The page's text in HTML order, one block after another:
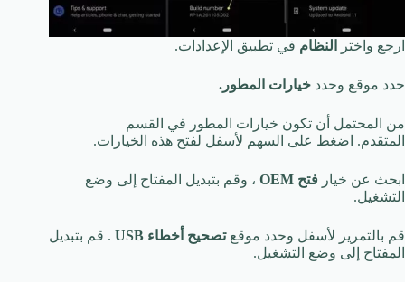
ارجع واختر النظام في تطبيق الإعدادات.
حدد موقع وحدد خيارات المطور.
من المحتمل أن تكون خيارات المطور في القسم
المتقدم. اضغط على السهم لأسفل لفتح هذه الخيارات.
ابحث عن خيار فتح OEM
، وقم بتبديل المفتاح إلى وضع
التشغيل.
قم بالتمرير لأسفل وحدد موقعتصحيح أخطاء USB
. قم بتبديل
المفتاح إلى وضع التشغيل.